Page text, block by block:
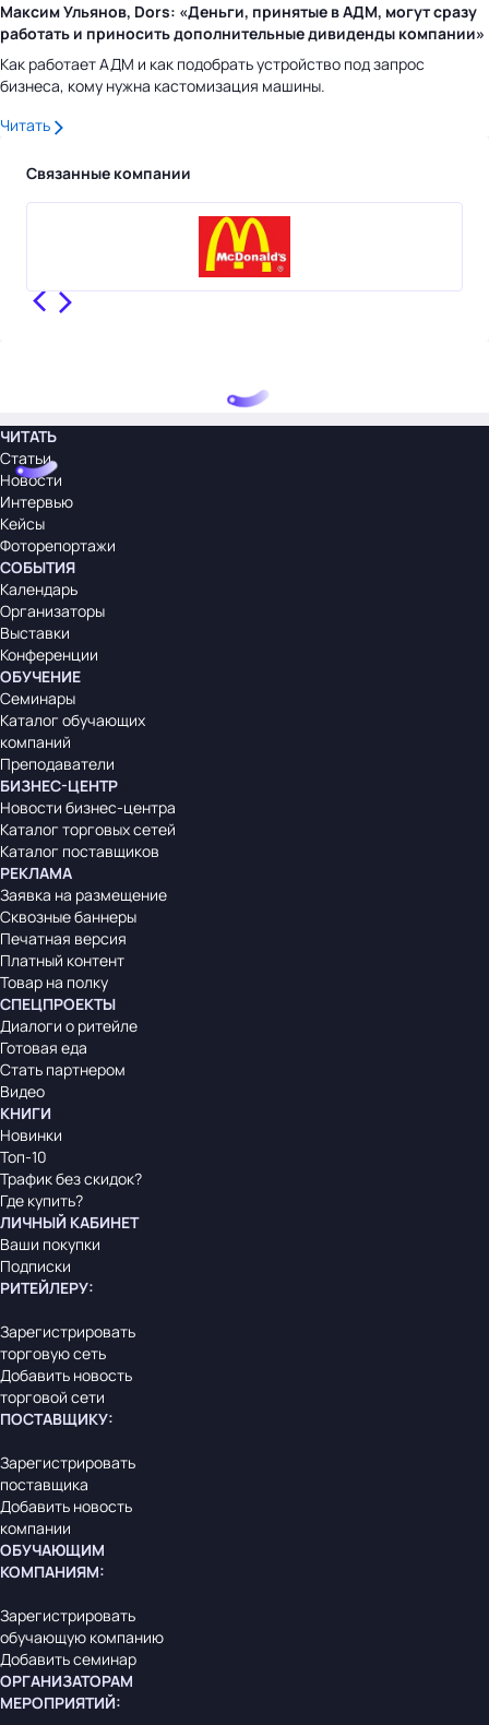
Максим Ульянов, Dors: «Деньги, принятые в АДМ, могут сразу
работать и приносить дополнительные дивиденды компании»
Как работает АДМ и как подобрать устройство под запрос
бизнеса, кому нужна кастомизация машины.
Читать
Связанные компании
ЧИТАТЬ
Статьи
Новости
Интервью
Кейсы
Фоторепортажи
СОБЫТИЯ
Календарь
Организаторы
Выставки
Конференции
ОБУЧЕНИЕ
Семинары
Каталог обучающих
компаний
Преподаватели
БИЗНЕС-ЦЕНТР
Новости бизнес-центра
Каталог торговых сетей
Каталог поставщиков
РЕКЛАМА
Заявка на размещение
Сквозные баннеры
Печатная версия
Платный контент
Товар на полку
СПЕЦПРОЕКТЫ
Диалоги о ритейле
Готовая еда
Стать партнером
Видео
КНИГИ
Новинки
Топ-10
Трафик без скидок?
Где купить?
ЛИЧНЫЙ КАБИНЕТ
Ваши покупки
Подписки
РИТЕЙЛЕРУ:
Зарегистрировать
торговую сеть
Добавить новость
торговой сети
ПОСТАВЩИКУ:
Зарегистрировать
поставщика
Добавить новость
компании
ОБУЧАЮЩИМ
КОМПАНИЯМ:
Зарегистрировать
обучающую компанию
Добавить семинар
ОРГАНИЗАТОРАМ
МЕРОПРИЯТИЙ: